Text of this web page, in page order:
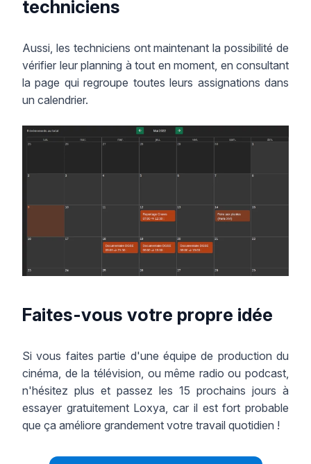
techniciens
Aussi, les techniciens ont maintenant la possibilité de
vérifier leur planning à tout en moment, en consultant
la page qui regroupe toutes leurs assignations dans
un calendrier.
Faites-vous votre propre idée
Si vous faites partie d'une équipe de production du
cinéma, de la télévision, ou même radio ou podcast,
n'hésitez plus et passez les 15 prochains jours à
essayer gratuitement Loxya, car il est fort probable
que ça améliore grandement votre travail quotidien !